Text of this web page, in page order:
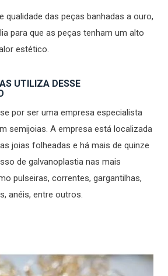
qualidade das peças banhadas a ouro,
para que as peças tenham um alto
estético.
UTILIZA DESSE
por ser uma empresa especialista
semijoias. A empresa está localizada
joias folheadas e há mais de quinze
de galvanoplastia nas mais
pulseiras, correntes, gargantilhas,
anéis, entre outros.